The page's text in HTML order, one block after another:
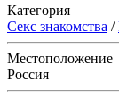
Категория
Секс знакомства /
Местоположение
Россия